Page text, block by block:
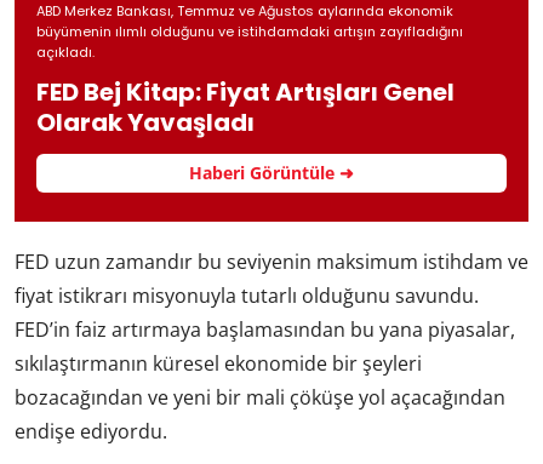
ABD Merkez Bankası, Temmuz ve Ağustos aylarında ekonomik
büyümenin ılımlı olduğunu ve istihdamdaki artışın zayıfladığını
açıkladı.
FED Bej Kitap: Fiyat Artışları Genel
Olarak Yavaşladı
Haberi Görüntüle ➜
FED uzun zamandır bu seviyenin maksimum istihdam ve
fiyat istikrarı misyonuyla tutarlı olduğunu savundu.
FED’in faiz artırmaya başlamasından bu yana piyasalar,
sıkılaştırmanın küresel ekonomide bir şeyleri
bozacağından ve yeni bir mali çöküşe yol açacağından
endişe ediyordu.